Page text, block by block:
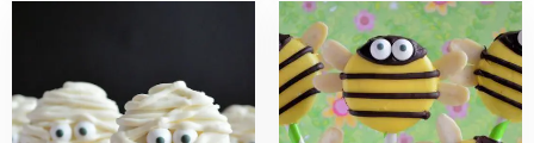
Mummie
Oreo
Read
more
about
Bijen
oreo